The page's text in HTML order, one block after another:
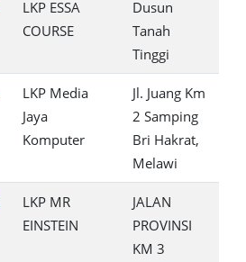
LKP ESSA
COURSE
Dusun
Tanah
Tinggi
LKP Media
Jaya
Komputer
Jl. Juang Km
2 Samping
Bri Hakrat,
Melawi
LKP MR
EINSTEIN
JALAN
PROVINSI
KM 3